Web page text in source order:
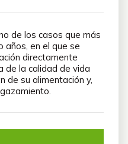
de los casos que más
años, en el que se
directamente
de la calidad de vida
de su alimentación y,